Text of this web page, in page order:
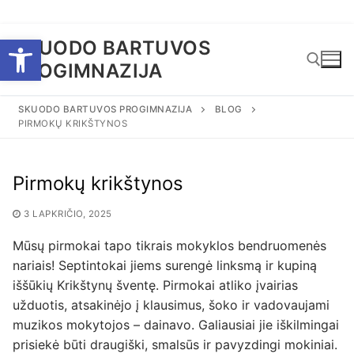
Open toolbar
prie
turinio
SKUODO BARTUVOS
PROGIMNAZIJA
SKUODO BARTUVOS PROGIMNAZIJA
BLOG
PIRMOKŲ KRIKŠTYNOS
Pirmokų krikštynos
3 LAPKRIČIO, 2025
Mūsų pirmokai tapo tikrais mokyklos bendruomenės
nariais! Septintokai jiems surengė linksmą ir kupiną
iššūkių Krikštynų šventę. Pirmokai atliko įvairias
užduotis, atsakinėjo į klausimus, šoko ir vadovaujami
muzikos mokytojos – dainavo. Galiausiai jie iškilmingai
prisiekė būti draugiški, smalsūs ir pavyzdingi mokiniai.